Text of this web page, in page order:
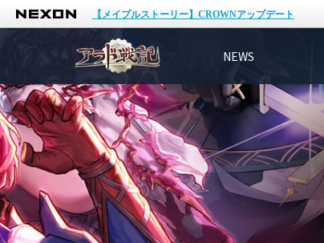
NEXON
【メイプルストーリー】CROWNアップデート
NEWS